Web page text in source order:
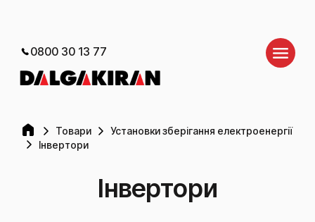
0800 30 13 77
Товари
Установки зберігання електроенергії
Інвертори
Інвертори